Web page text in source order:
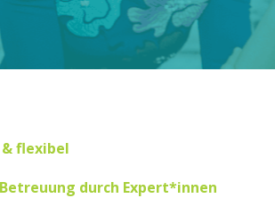
flexibel
durch Expert*innen